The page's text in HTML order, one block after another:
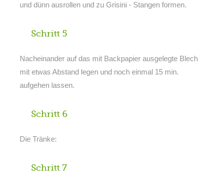
und dünn ausrollen und zu Grisini - Stangen formen.
Schritt 5
Nacheinander auf das mit Backpapier ausgelegte Blech
mit etwas Abstand legen und noch einmal 15 min.
aufgehen lassen.
Schritt 6
Die Tränke:
Schritt 7